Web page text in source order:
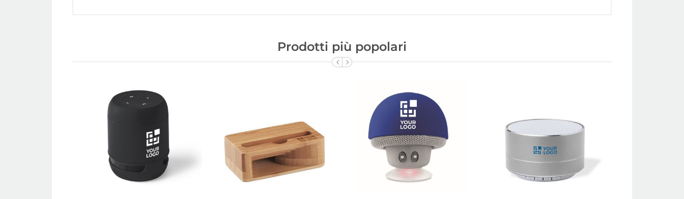
Prodotti più popolari